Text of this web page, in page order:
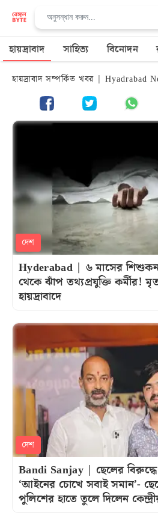
হায়দ্রাবাদ সাহিত্য বিনোদন
হায়দ্রাবাদ সম্পর্কিত খবর | Hyadrabad
দেশ
Hyderabad | ৬ মাসের
থেকে ঝাঁপ তথ্যপ্রযুক্তি কর্মীর!
হায়দ্রাবাদে
দেশ
Bandi Sanjay | ছেলের
‘আইনের চোখে সবাই সমান’-
পুলিশের হাতে তুলে দিলেন